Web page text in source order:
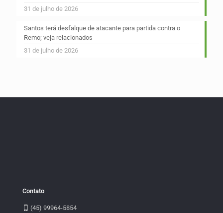
31 de julho de 2026
Santos terá desfalque de atacante para partida contra o
Remo; veja relacionados
31 de julho de 2026
Contato
(45) 99964-5854